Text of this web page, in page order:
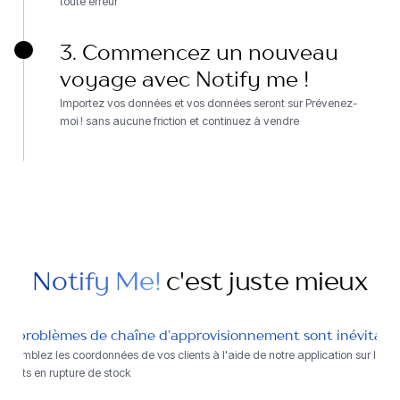
3. Commencez un nouveau
voyage avec Notify me !
Importez vos données et vos données seront sur Prévenez-
moi ! sans aucune friction et continuez à vendre
Notify Me! c'est juste mieux
problèmes de chaîne d’approvisionnement sont
les coordonnées de vos clients à l'aide de notre application sur les
en rupture de stock